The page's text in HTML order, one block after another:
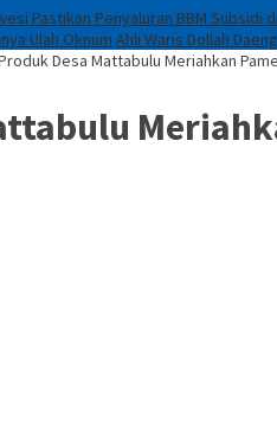
Pastikan Penyaluran BBM Subsidi
Ulah Oknum Ahli Waris Dollah
Desa Mattabulu Meriahkan